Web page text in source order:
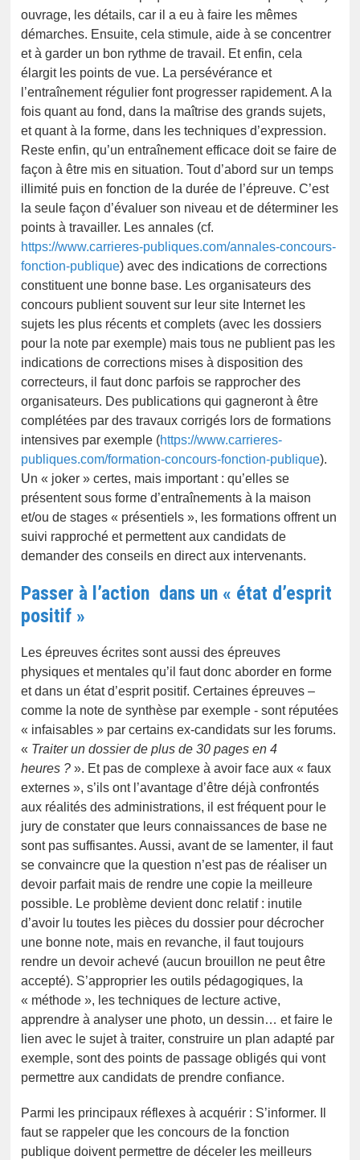
ouvrage, les détails, car il a eu à faire les mêmes
démarches. Ensuite, cela stimule, aide à se concentrer
et à garder un bon rythme de travail. Et enfin, cela
élargit les points de vue. La persévérance et
l’entraînement régulier font progresser rapidement. A la
fois quant au fond, dans la maîtrise des grands sujets,
et quant à la forme, dans les techniques d’expression.
Reste enfin, qu’un entraînement efficace doit se faire de
façon à être mis en situation. Tout d’abord sur un temps
illimité puis en fonction de la durée de l’épreuve. C’est
la seule façon d’évaluer son niveau et de déterminer les
points à travailler. Les annales (cf.
https://www.carrieres-publiques.com/annales-concours-
fonction-publique) avec des indications de corrections
constituent une bonne base. Les organisateurs des
concours publient souvent sur leur site Internet les
sujets les plus récents et complets (avec les dossiers
pour la note par exemple) mais tous ne publient pas les
indications de corrections mises à disposition des
correcteurs, il faut donc parfois se rapprocher des
organisateurs. Des publications qui gagneront à être
complétées par des travaux corrigés lors de formations
intensives par exemple (https://www.carrieres-
publiques.com/formation-concours-fonction-publique).
Un « joker » certes, mais important : qu’elles se
présentent sous forme d’entraînements à la maison
et/ou de stages « présentiels », les formations offrent un
suivi rapproché et permettent aux candidats de
demander des conseils en direct aux intervenants.
Passer à l’action dans un « état d’esprit
positif »
Les épreuves écrites sont aussi des épreuves
physiques et mentales qu’il faut donc aborder en forme
et dans un état d’esprit positif. Certaines épreuves –
comme la note de synthèse par exemple - sont réputées
« infaisables » par certains ex-candidats sur les forums.
« Traiter un dossier de plus de 30 pages en 4
heures ?». Et pas de complexe à avoir face aux « faux
externes », s’ils ont l’avantage d’être déjà confrontés
aux réalités des administrations, il est fréquent pour le
jury de constater que leurs connaissances de base ne
sont pas suffisantes. Aussi, avant de se lamenter, il faut
se convaincre que la question n’est pas de réaliser un
devoir parfait mais de rendre une copie la meilleure
possible. Le problème devient donc relatif : inutile
d’avoir lu toutes les pièces du dossier pour décrocher
une bonne note, mais en revanche, il faut toujours
rendre un devoir achevé (aucun brouillon ne peut être
accepté). S’approprier les outils pédagogiques, la
« méthode », les techniques de lecture active,
apprendre à analyser une photo, un dessin… et faire le
lien avec le sujet à traiter, construire un plan adapté par
exemple, sont des points de passage obligés qui vont
permettre aux candidats de prendre confiance.
Parmi les principaux réflexes à acquérir : S’informer. Il
faut se rappeler que les concours de la fonction
publique doivent permettre de déceler les meilleurs